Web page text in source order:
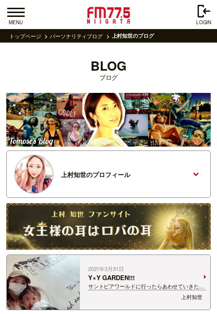
MENU LOGIN
トップページ パーソナリティブログ 上村知世のブログ
BLOG
ブログ
上村知世のプロフィール
2021年3月31日
Y×Y GARDEN!!!
サントピアワールドに行ったらあわせていきたい
のが、 Y&Y GARDEN ヤスダヨーグルトの聖
地ですね♪ たくさんの方がワイワイしてました
☆ さすがワイワイ…
上村知世